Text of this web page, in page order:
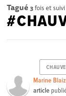
Tagué 3fois et
Marine
article